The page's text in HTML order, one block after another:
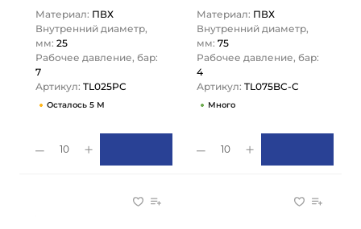
Материал: ПВХ
Внутренний диаметр,
мм: 25
Рабочее давление, бар:
7
Артикул: TL025PC
Осталось 5 М
10
LOCK
Материал: ПВХ
Внутренний диаметр,
мм: 75
Рабочее давление, бар:
4
Артикул: TL075BC-C
Много
10